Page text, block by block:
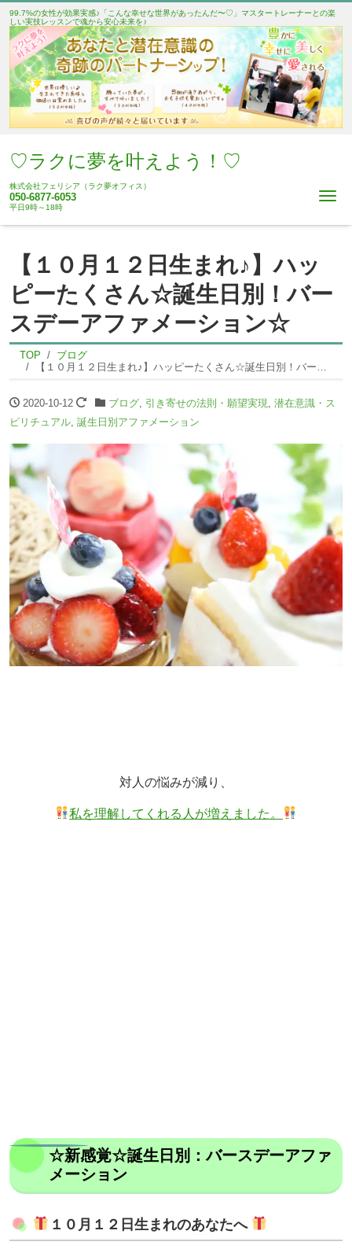
99.7%の女性が効果実感♪「こんな幸せな世界があったんだ〜♡」マスタートレーナーとの楽
しい実技レッスンで魂から安心未来を♪
♡ラクに夢を叶えよう！♡
株式会社フェリシア（ラク夢オフィス）
050-6877-6053
平日9時～18時
【１０月１２日生まれ♪】ハッ
ピーたくさん☆誕生日別！バー
スデーアファメーション☆
TOP
ブログ
【１０月１２日生まれ♪】ハッピーたくさん☆誕生日別！バースデーアファメーション☆
2020-10-12 ブログ, 引き寄せの法則・願望実現
潜在意識・ス
ピリチュアル 誕生日別アファメーション
対人の悩みが減り、
私を理解してくれる人が増えました。
☆新感覚☆誕生日別：バースデーアファ
メーション
１０月１２日生まれのあなたへ